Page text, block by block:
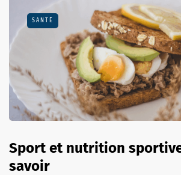
SANTÉ
Sport et nutrition
savoir